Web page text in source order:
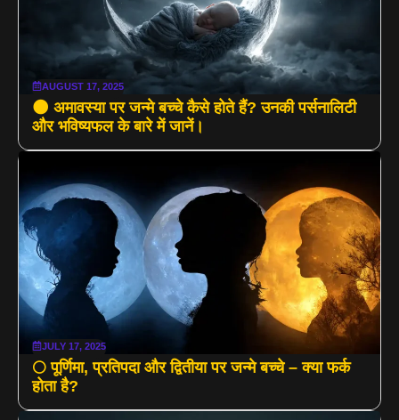
AUGUST 17, 2025
🌑 अमावस्या पर जन्मे बच्चे कैसे होते हैं? उनकी पर्सनालिटी
और भविष्यफल के बारे में जानें।
JULY 17, 2025
🌕 पूर्णिमा, प्रतिपदा और द्वितीया पर जन्मे बच्चे – क्या फर्क
होता है?